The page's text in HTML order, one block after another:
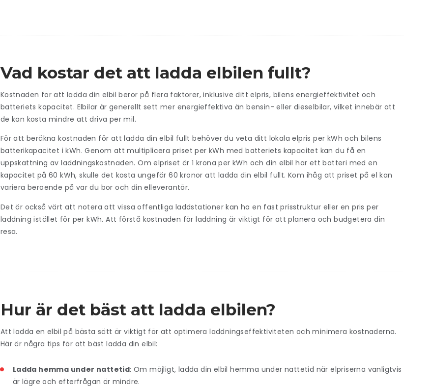
Vad kostar det att ladda elbilen fullt?
Kostnaden för att ladda din elbil beror på flera faktorer, inklusive ditt elpris, bilens energieffektivitet och
batteriets kapacitet. Elbilar är generellt sett mer energieffektiva än bensin- eller dieselbilar, vilket innebär att
de kan kosta mindre att driva per mil.
För att beräkna kostnaden för att ladda din elbil fullt behöver du veta ditt lokala elpris per kWh och bilens
batterikapacitet i kWh. Genom att multiplicera priset per kWh med batteriets kapacitet kan du få en
uppskattning av laddningskostnaden. Om elpriset är 1 krona per kWh och din elbil har ett batteri med en
kapacitet på 60 kWh, skulle det kosta ungefär 60 kronor att ladda din elbil fullt. Kom ihåg att priset på el kan
variera beroende på var du bor och din elleverantör.
Det är också värt att notera att vissa offentliga laddstationer kan ha en fast prisstruktur eller en pris per
laddning istället för per kWh. Att förstå kostnaden för laddning är viktigt för att planera och budgetera din
resa.
Hur är det bäst att ladda elbilen?
Att ladda en elbil på bästa sätt är viktigt för att optimera laddningseffektiviteten och minimera kostnaderna.
Här är några tips för att bäst ladda din elbil:
Ladda hemma under nattetid: Om möjligt, ladda din elbil hemma under nattetid när elpriserna vanligtvis
är lägre och efterfrågan är mindre.